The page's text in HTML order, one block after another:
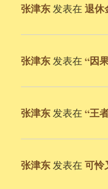
张津东 发表在退休
张津东 发表在“因
张津东 发表在“王
张津东 发表在可怜